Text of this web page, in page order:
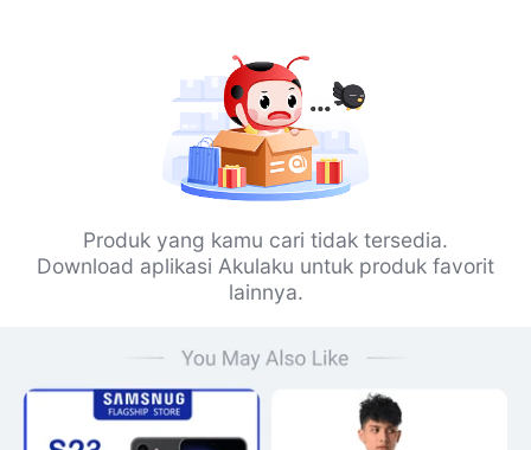
Produk yang kamu cari tidak tersedia.
Download aplikasi Akulaku untuk produk favorit
lainnya.